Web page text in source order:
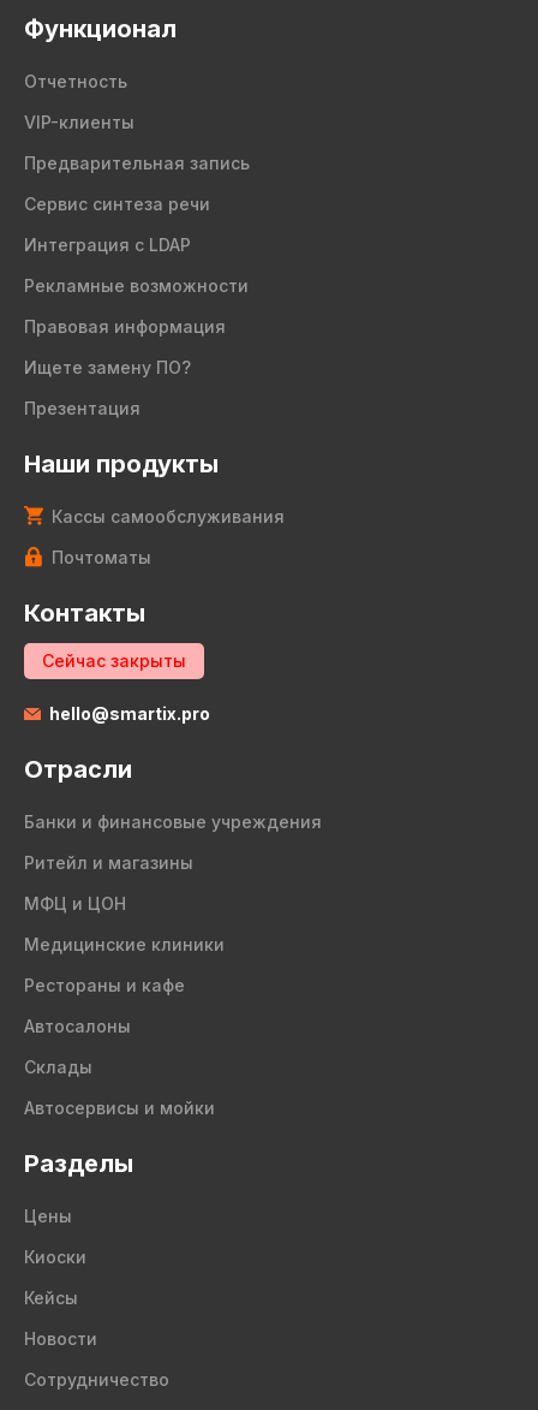
Функционал
Отчетность
VIP-клиенты
Предварительная запись
Сервис синтеза речи
Интеграция с LDAP
Рекламные возможности
Правовая информация
Ищете замену ПО?
Презентация
Наши продукты
Кассы самообслуживания
Почтоматы
Контакты
Сейчас закрыты
hello@smartix.pro
Отрасли
Банки и финансовые учреждения
Ритейл и магазины
МФЦ и ЦОН
Медицинские клиники
Рестораны и кафе
Автосалоны
Склады
Автосервисы и мойки
Разделы
Цены
Киоски
Кейсы
Новости
Сотрудничество